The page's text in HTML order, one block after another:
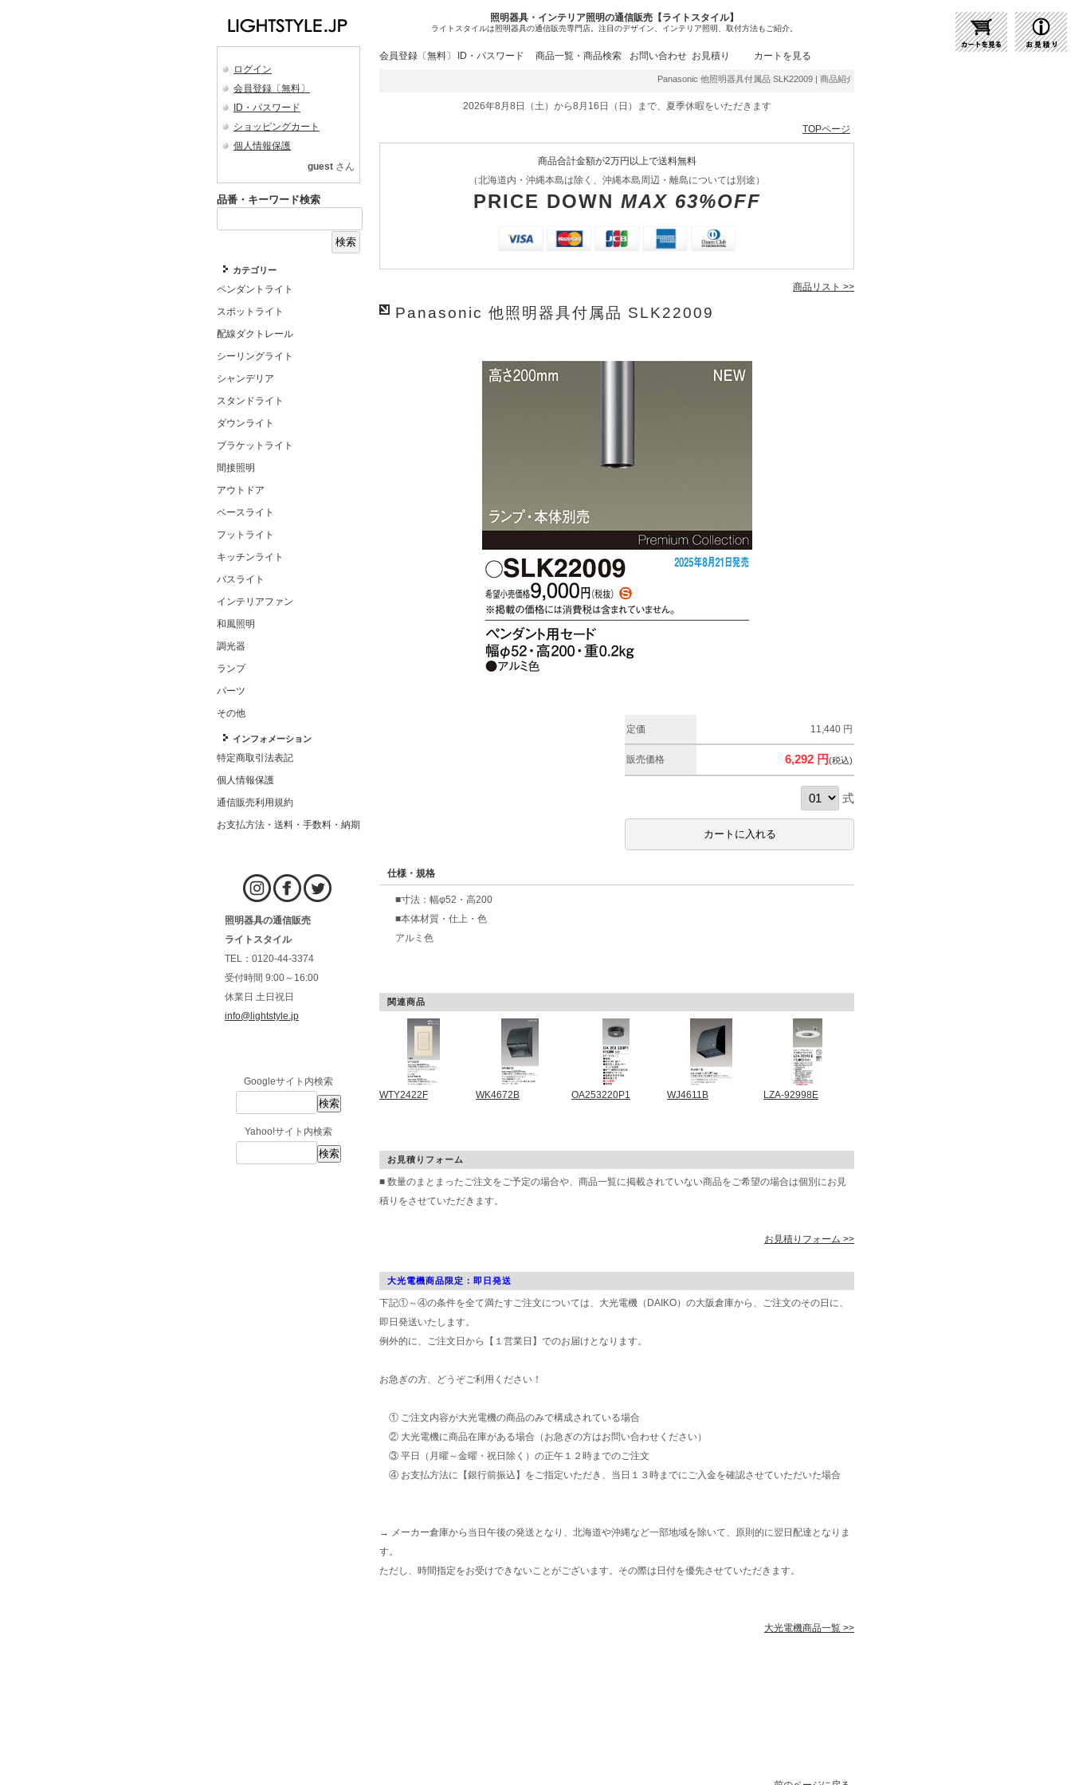
照明器具・インテリア照明の通信販売【ライトスタイル】
ライトスタイルは照明器具の通信販売専門店。注目のデザイン、インテリア照明、取付方法もご紹介。
ログイン
会員登録〔無料〕
ID・パスワード
ショッピングカート
個人情報保護
guest さん
品番・キーワード検索
カテゴリー
ペンダントライト
スポットライト
配線ダクトレール
シーリングライト
シャンデリア
スタンドライト
ダウンライト
ブラケットライト
間接照明
アウトドア
ベースライト
フットライト
キッチンライト
バスライト
インテリアファン
和風照明
調光器
ランプ
パーツ
その他
インフォメーション
特定商取引法表記
個人情報保護
通信販売利用規約
お支払方法・送料・手数料・納期
照明器具の通信販売
ライトスタイル
TEL：0120-44-3374
受付時間 9:00～16:00
休業日 土日祝日
info@lightstyle.jp
Googleサイト内検索
Yahoo!サイト内検索
会員登録〔無料〕 ID・パスワード 商品一覧・商品検索 お問い合わせ お見積り カートを見る
Panasonic 他照明器具付属品 SLK22009 | 商品紹介 | 照明器具の通販・インテリア照明の通信販売【ライトス
2026年8月8日（土）から8月16日（日）まで、夏季休暇をいただきます
TOPページ
商品合計金額が2万円以上で送料無料
（北海道内・沖縄本島は除く、沖縄本島周辺・離島については別途）
PRICE DOWN MAX 63%OFF
商品リスト >>
Panasonic 他照明器具付属品 SLK22009
定価 11,440 円
販売価格 6,292 円(税込)
式
仕様・規格
■寸法：幅φ52・高200
■本体材質・仕上・色
アルミ色
関連商品
WTY2422F WK4672B OA253220P1 WJ4611B LZA-92998E
お見積りフォーム
■ 数量のまとまったご注文をご予定の場合や、商品一覧に掲載されていない商品をご希望の場合は個別にお見
積りをさせていただきます。
お見積りフォーム >>
大光電機商品限定：即日発送
下記①～④の条件を全て満たすご注文については、大光電機（DAIKO）の大阪倉庫から、ご注文のその日に、
即日発送いたします。
例外的に、ご注文日から【１営業日】でのお届けとなります。
お急ぎの方、どうぞご利用ください！
① ご注文内容が大光電機の商品のみで構成されている場合
② 大光電機に商品在庫がある場合（お急ぎの方はお問い合わせください）
③ 平日（月曜～金曜・祝日除く）の正午１２時までのご注文
④ お支払方法に【銀行前振込】をご指定いただき、当日１３時までにご入金を確認させていただいた場合
→ メーカー倉庫から当日午後の発送となり、北海道や沖縄など一部地域を除いて、原則的に翌日配達となりま
す。
ただし、時間指定をお受けできないことがございます。その際は日付を優先させていただきます。
大光電機商品一覧 >>